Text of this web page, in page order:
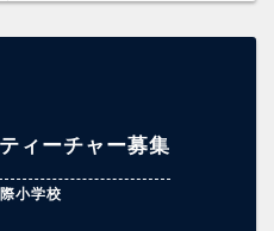
ィーチャー募集
小学校